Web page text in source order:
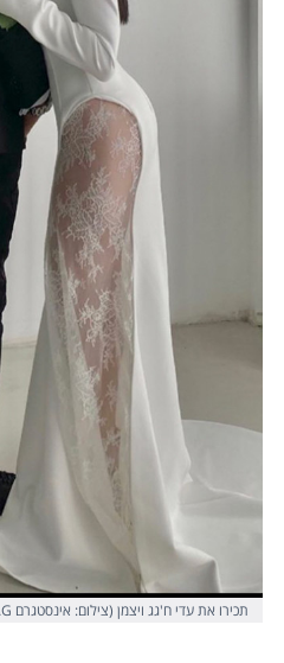
תכירו את עדי ח'גג ויצמן (צילום: אינסטגרם ADI HAGAG)